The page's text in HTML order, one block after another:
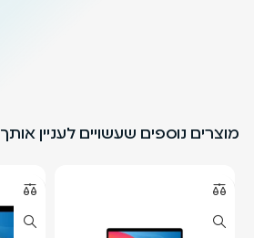
מוצרים נוספים שעשויים לעניין אותך